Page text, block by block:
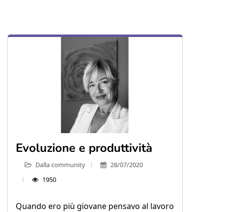
Evoluzione e produttività
Dalla community
28/07/2020
1950
Quando ero più giovane pensavo al lavoro